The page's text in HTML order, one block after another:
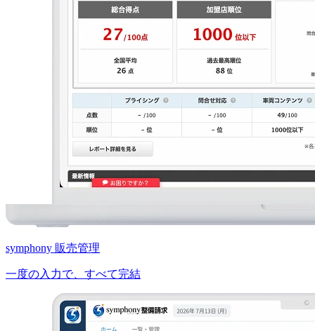
symphony 販売管理
一度の入力で、すべて完結